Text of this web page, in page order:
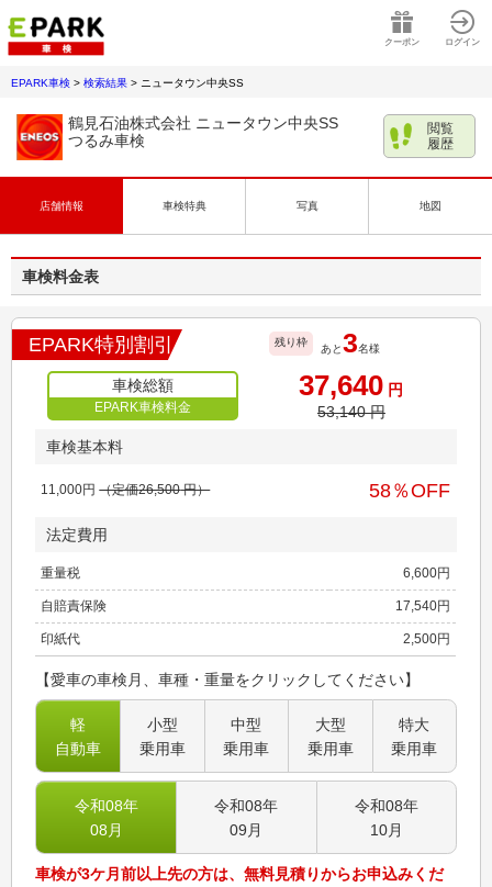
クーポン ログイン
EPARK車検 > 検索結果 > ニュータウン中央SS
鶴見石油株式会社 ニュータウン中央SS
つるみ車検
閲覧
履歴
店舗情報 車検特典 写真 地図
車検料金表
EPARK特別割引 残り枠
あと3名様
車検総額
EPARK車検料金
37,640 円
53,140円
車検基本料
11,000円 （定価26,500円） 58％OFF
法定費用
重量税 6,600円
自賠責保険 17,540円
印紙代 2,500円
【愛車の車検月、車種・重量をクリックしてください】
軽
自動車
小型
乗用車
中型
乗用車
大型
乗用車
特大
乗用車
令和08年
08 月
令和08年
09 月
令和08年
10月
車検が3ケ月前以上先の方は、無料見積りからお申込みくだ